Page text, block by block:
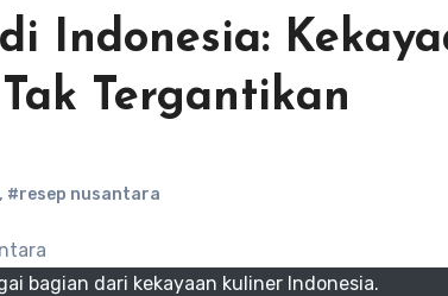
Indonesia:
Tergantikan
, #resep nusantara
bagian dari kekayaan kuliner Indonesia.